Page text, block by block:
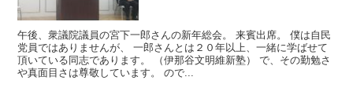
午後、衆議院議員の宮下一郎さんの新年総会。 来賓出席。 僕は自民
党員ではありませんが、 一郎さんとは２０年以上、一緒に学ばせて
頂いている同志であります。 （伊那谷文明維新塾） で、その勤勉さ
や真面目さは尊敬しています。 ので...